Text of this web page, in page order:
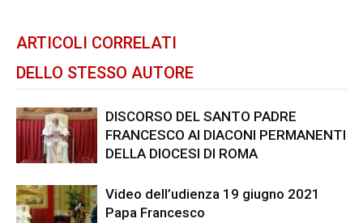
ARTICOLI CORRELATI
DELLO STESSO AUTORE
DISCORSO DEL SANTO PADRE
FRANCESCO AI DIACONI PERMANENTI
DELLA DIOCESI DI ROMA
Video dell’udienza 19 giugno 2021
Papa Francesco